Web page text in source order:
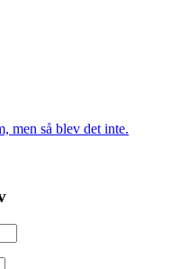
men så blev det inte.